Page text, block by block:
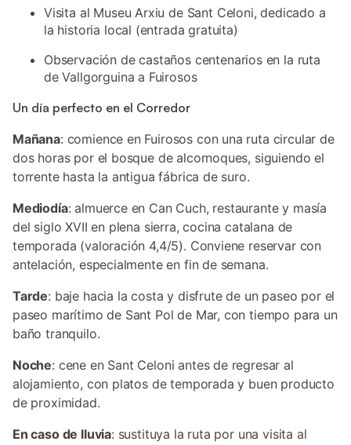
Visita al Museu Arxiu de Sant Celoni, dedicado a
la historia local (entrada gratuita)
Observación de castaños centenarios en la ruta
de Vallgorguina a Fuirosos
Un día perfecto en el Corredor
Mañana: comience en Fuirosos con una ruta circular de
dos horas por el bosque de alcornoques, siguiendo el
torrente hasta la antigua fábrica de suro.
Mediodía: almuerce en Can Cuch, restaurante y masía
del siglo XVII en plena sierra, cocina catalana de
temporada (valoración 4,4/5). Conviene reservar con
antelación, especialmente en fin de semana.
Tarde: baje hacia la costa y disfrute de un paseo por el
paseo marítimo de Sant Pol de Mar, con tiempo para un
baño tranquilo.
Noche: cene en Sant Celoni antes de regresar al
alojamiento, con platos de temporada y buen producto
de proximidad.
En caso de lluvia: sustituya la ruta por una visita al